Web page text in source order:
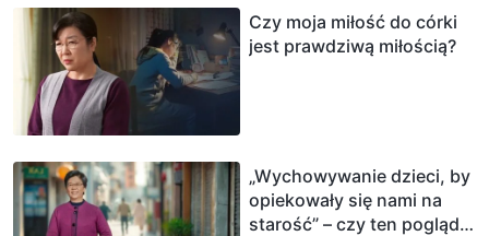
Czy moja miłość do córki
jest prawdziwą miłością?
„Wychowywanie dzieci, by
opiekowały się nami na
starość” – czy ten pogląd